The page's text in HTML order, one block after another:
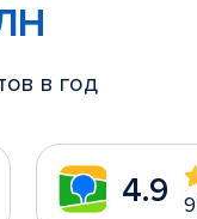
в год
4.9